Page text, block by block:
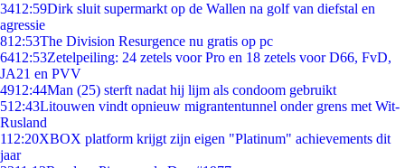
3412:59Dirk sluit supermarkt op de Wallen na golf van diefstal en
agressie
812:53The Division Resurgence nu gratis op pc
6412:53Zetelpeiling: 24 zetels voor Pro en 18 zetels voor D66, FvD,
JA21 en PVV
4912:44Man (25) sterft nadat hij lijm als condoom gebruikt
512:43Litouwen vindt opnieuw migrantentunnel onder grens met Wit-
Rusland
112:20XBOX platform krijgt zijn eigen "Platinum" achievements dit
jaar